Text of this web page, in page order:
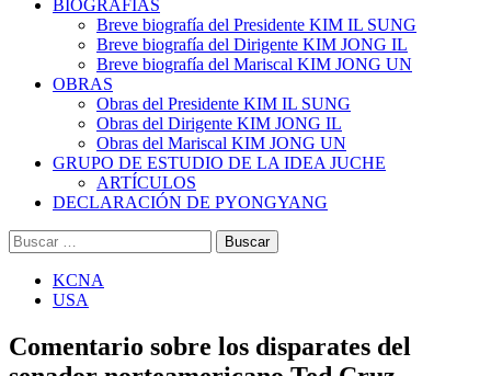
BIOGRAFÍAS
Breve biografía del Presidente KIM IL SUNG
Breve biografía del Dirigente KIM JONG IL
Breve biografía del Mariscal KIM JONG UN
OBRAS
Obras del Presidente KIM IL SUNG
Obras del Dirigente KIM JONG IL
Obras del Mariscal KIM JONG UN
GRUPO DE ESTUDIO DE LA IDEA JUCHE
ARTÍCULOS
DECLARACIÓN DE PYONGYANG
Buscar:
KCNA
USA
Comentario sobre los disparates del